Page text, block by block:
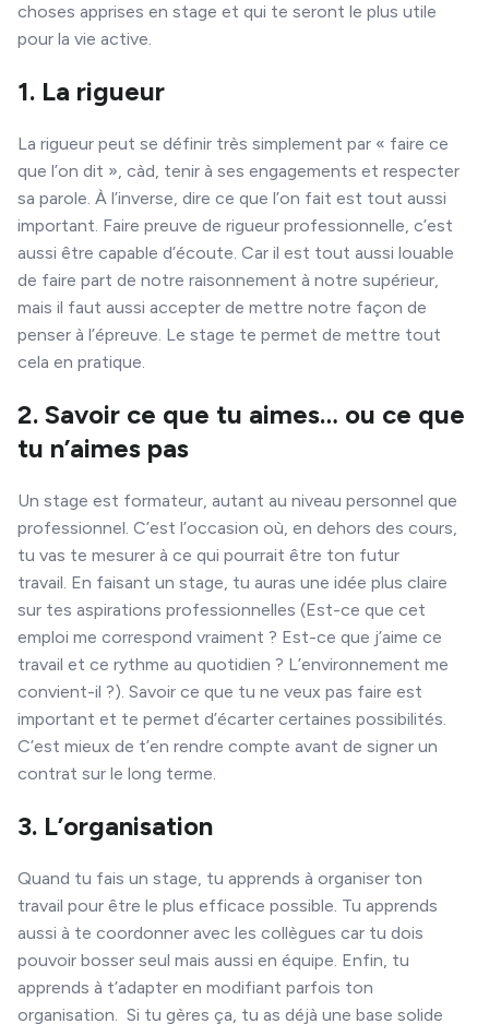
choses apprises en stage et qui te seront le plus utile
pour la vie active.
1. La rigueur
La rigueur peut se définir très simplement par « faire ce
que l’on dit », càd, tenir à ses engagements et respecter
sa parole. À l’inverse, dire ce que l’on fait est tout aussi
important. Faire preuve de rigueur professionnelle, c’est
aussi être capable d’écoute. Car il est tout aussi louable
de faire part de notre raisonnement à notre supérieur,
mais il faut aussi accepter de mettre notre façon de
penser à l’épreuve. Le stage te permet de mettre tout
cela en pratique.
2. Savoir ce que tu aimes… ou ce que
tu n’aimes pas
Un stage est formateur, autant au niveau personnel que
professionnel. C’est l’occasion où, en dehors des cours,
tu vas te mesurer à ce qui pourrait être ton futur
travail. En faisant un stage, tu auras une idée plus claire
sur tes aspirations professionnelles (Est-ce que cet
emploi me correspond vraiment ? Est-ce que j’aime ce
travail et ce rythme au quotidien ? L’environnement me
convient-il ?). Savoir ce que tu ne veux pas faire est
important et te permet d’écarter certaines possibilités.
C’est mieux de t’en rendre compte avant de signer un
contrat sur le long terme.
3. L’organisation
Quand tu fais un stage, tu apprends à organiser ton
travail pour être le plus efficace possible. Tu apprends
aussi à te coordonner avec les collègues car tu dois
pouvoir bosser seul mais aussi en équipe. Enfin, tu
apprends à t’adapter en modifiant parfois ton
organisation. Si tu gères ça, tu as déjà une base solide